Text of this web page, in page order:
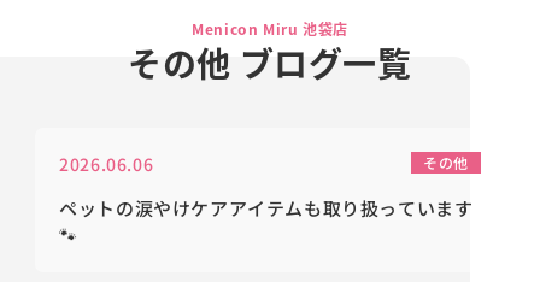
Menicon Miru 池袋店
その他 ブログ一覧
2026.06.06 その他
ペットの涙やけケアアイテムも取り扱っています
🐾